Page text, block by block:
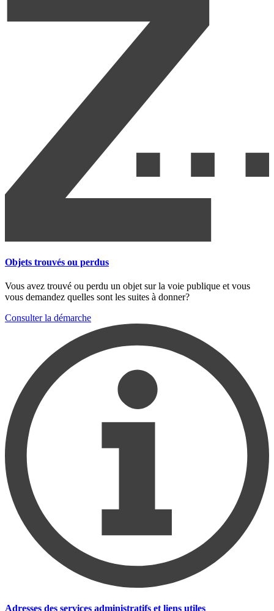
Objets trouvés ou perdus
Vous avez trouvé ou perdu un objet sur la voie publique et vous
vous demandez quelles sont les suites à donner?
Consulter la démarche
Adresses des services administratifs et liens utiles